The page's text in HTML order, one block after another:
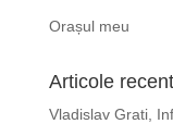
Orașul meu
Articole
Vladislav Grati,